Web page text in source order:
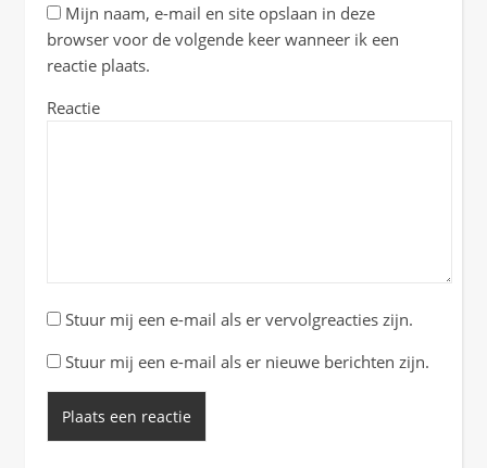
Mijn naam, e-mail en site opslaan in deze
browser voor de volgende keer wanneer ik een
reactie plaats.
Reactie
Stuur mij een e-mail als er vervolgreacties zijn.
Stuur mij een e-mail als er nieuwe berichten zijn.